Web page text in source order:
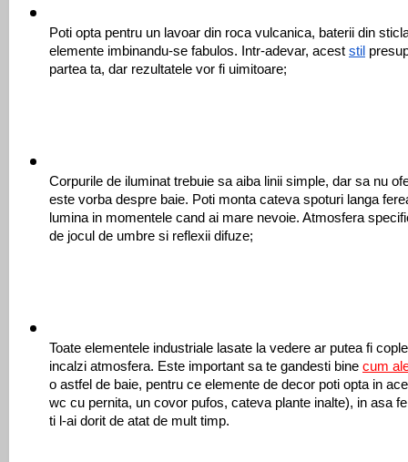
Poti opta pentru un lavoar din roca vulcanica, baterii din
elemente imbinandu-se fabulos. Intr-adevar, acest stil
partea ta, dar rezultatele vor fi uimitoare;
Corpurile de iluminat trebuie sa aiba linii simple, dar sa nu
este vorba despre baie. Poti monta cateva spoturi langa
lumina in momentele cand ai mare nevoie. Atmosfera
de jocul de umbre si reflexii difuze;
Toate elementele industriale lasate la vedere ar putea fi
incalzi atmosfera. Este important sa te gandesti bine cum
o astfel de baie, pentru ce elemente de decor poti opta in
wc cu pernita, un covor pufos, cateva plante inalte), in asa
ti l-ai dorit de atat de mult timp.